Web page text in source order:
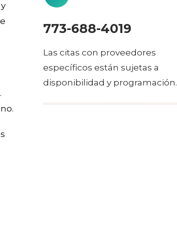
773-688-4019
Las citas con proveedores
específicos están sujetas a
disponibilidad y programación.